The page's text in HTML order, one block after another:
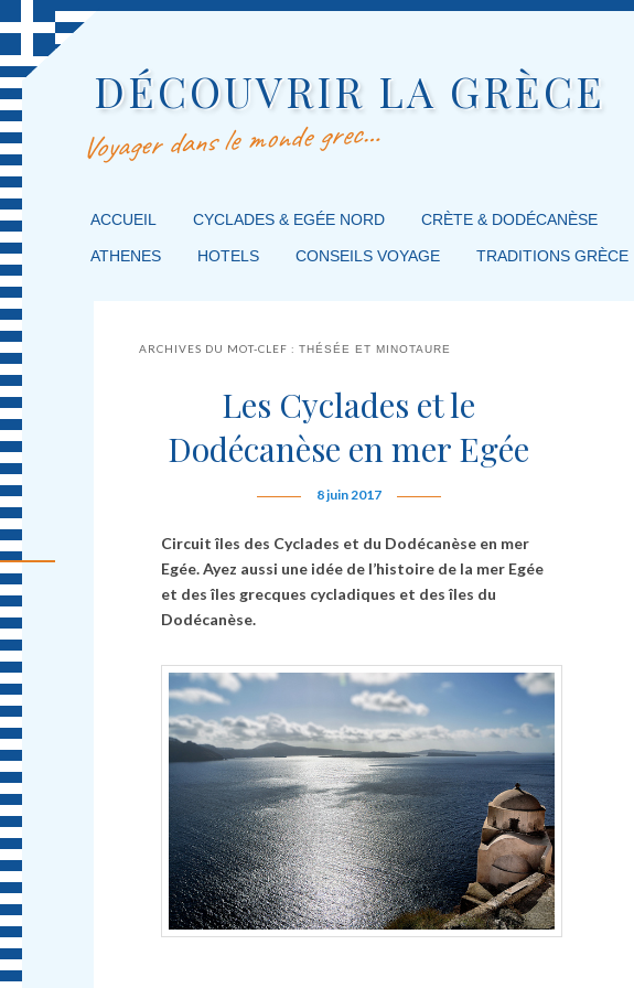
DÉCOUVRIR LA GRÈCE
Voyager dans le monde grec…
MENU PRINCIPAL
MASQUER LA NAVIGATION PRINCIPALE
MASQUER LA NAVIGATION SECONDAIRE
ACCUEIL CYCLADES & EGÉE NORD CRÈTE & DODÉCANÈSE
ATHENES HOTELS CONSEILS VOYAGE TRADITIONS GRÈCE
ARCHIVES DU MOT-CLEF :THÉSÉE ET MINOTAURE
Les Cyclades et le
Dodécanèse en mer Egée
8 juin 2017
Circuit îles des Cyclades et du Dodécanèse en mer
Egée. Ayez aussi une idée de l’histoire de la mer Egée
et des îles grecques cycladiques et des îles du
Dodécanèse.